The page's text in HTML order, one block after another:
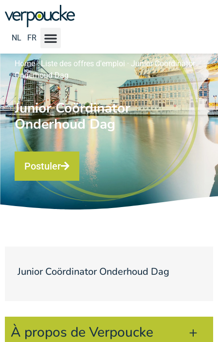
NL FR
Home·Liste des offres d'emploi · Junior Coördinator
Onderhoud Dag
Junior Coördinator
Onderhoud Dag
Postuler
Junior Coördinator Onderhoud Dag
À propos de Verpoucke